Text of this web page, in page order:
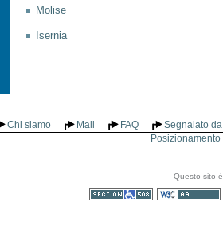
Molise
Isernia
Chi siamo Mail FAQ
Segnalato
Questo sito